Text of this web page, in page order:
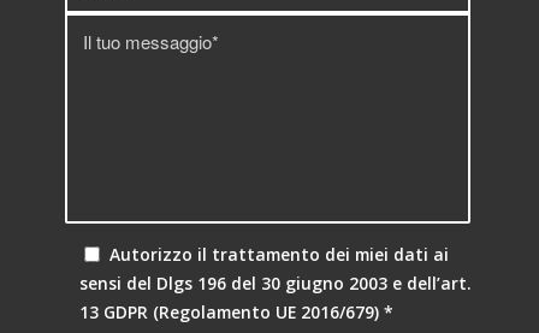
Autorizzo il trattamento dei miei dati ai
sensi del Dlgs 196 del 30 giugno 2003 e dell’art.
13 GDPR (Regolamento UE 2016/679) *